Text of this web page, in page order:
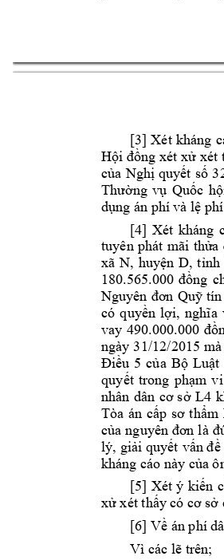
[3] Xét kháng
Hội đồng xét xử xét
của Nghị quyết số
Thường vụ Quốc h
dụng án phí và lệ
[4] Xét kháng
tuyên phát mãi thửa
xã N, huyện D, tỉnh
180.565.000 đồng
Nguyên đơn Quỹ tín
có quyền lợi, nghĩa
vay 490.000.000
ngày 31/12/2015 mà
Điều 5 của Bộ Luật
quyết trong phạm vi
nhân dân cơ sở L4
Tòa án cấp sơ thẩm
của nguyên đơn là
lý, giải quyết vấn đề
kháng cáo này của
[5] Xét ý kiến
xử xét thấy có cơ sở
[6] Về án phí
Vì các lẽ trên;